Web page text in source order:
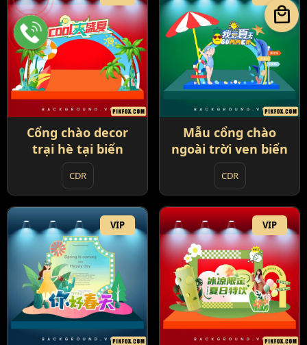
Cổng chào decor
trại hè tại biển
CDR
Mẫu cổng chào
ngoài trời ven biển
CDR
VIP VIP
local_mall